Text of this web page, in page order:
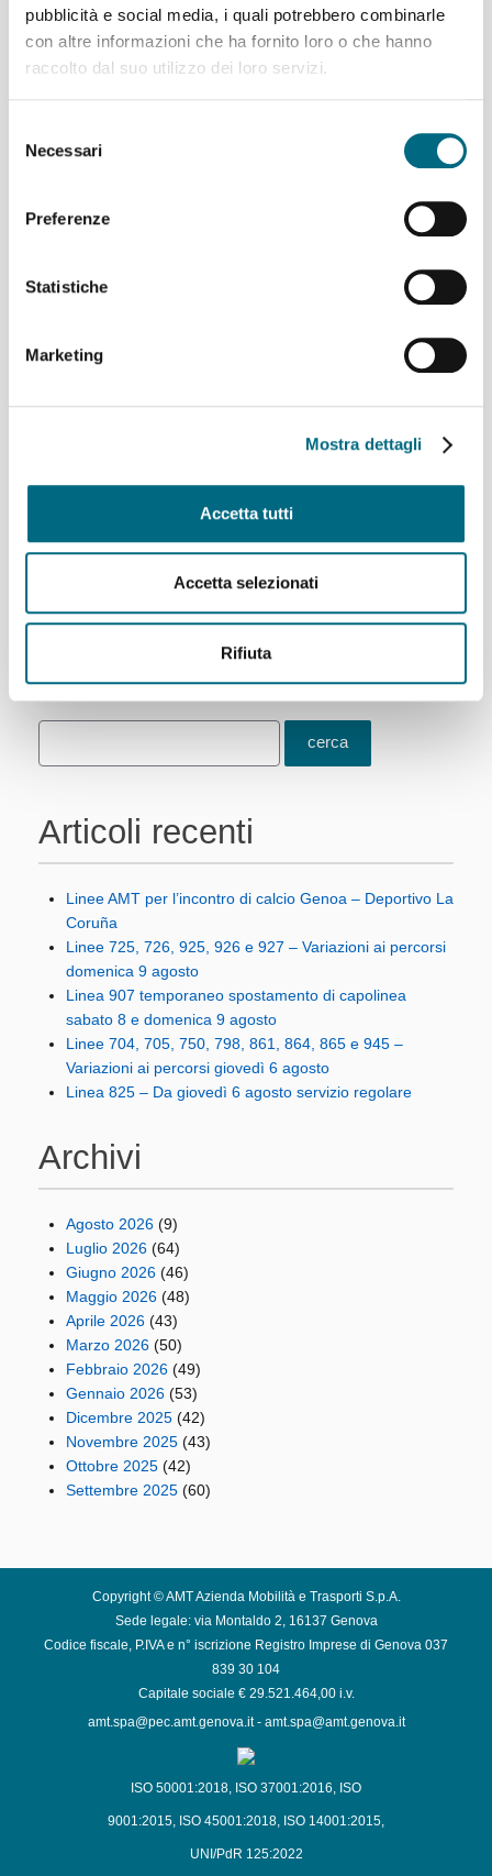
pubblicità e social media, i quali potrebbero combinarle
con altre informazioni che ha fornito loro o che hanno
raccolto dal suo utilizzo dei loro servizi.
delNecessari
Preferenze
Statistiche
Marketing
Mostra dettagli
Accetta tutti
Accetta selezionati
Rifiuta
di manutenzione serale da
Metropolitana: il
programma delle attività
di manutenzione serale
Articoli recenti
Linee AMT per l’incontro di calcio Genoa – Deportivo La
Coruña
Linee 725, 726, 925, 926 e 927 – Variazioni ai percorsi
domenica 9 agosto
Linea 907 temporaneo spostamento di capolinea
sabato 8 e domenica 9 agosto
Linee 704, 705, 750, 798, 861, 864, 865 e 945 –
Variazioni ai percorsi giovedì 6 agosto
Linea 825 – Da giovedì 6 agosto servizio regolare
Archivi
Agosto 2026 (9)
Luglio 2026 (64)
Giugno 2026 (46)
Maggio 2026 (48)
Aprile 2026 (43)
Marzo 2026 (50)
Febbraio 2026 (49)
Gennaio 2026 (53)
Dicembre 2025 (42)
Novembre 2025 (43)
Ottobre 2025 (42)
Settembre 2025 (60)
Copyright © AMT Azienda Mobilità e Trasporti S.p.A.
Sede legale: via Montaldo 2, 16137 Genova
Codice fiscale, P.IVA e n° iscrizione Registro Imprese di Genova 037
839 30 104
Capitale sociale € 29.521.464,00 i.v.
amt.spa@pec.amt.genova.it- amt.spa@amt.genova.it
ISO 50001:2018, ISO 37001:2016, ISO
9001:2015, ISO 45001:2018, ISO 14001:2015,
UNI/PdR 125:2022